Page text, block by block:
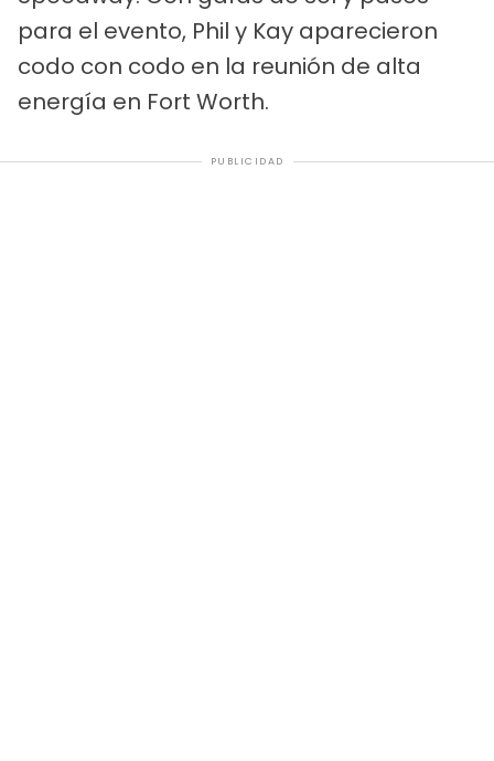
para el evento, Phil y Kay aparecieron
codo con codo en la reunión de alta
energía en Fort Worth.
PUBLICIDAD